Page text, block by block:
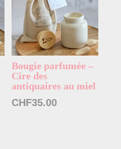
CHF39.90
Bougie parfumée –
Cire des
antiquaires au miel
CHF35.00